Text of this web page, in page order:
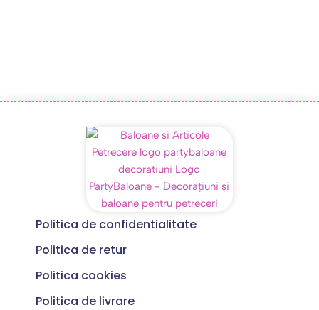
Politica de confidentialitate
Politica de retur
Politica cookies
Politica de livrare